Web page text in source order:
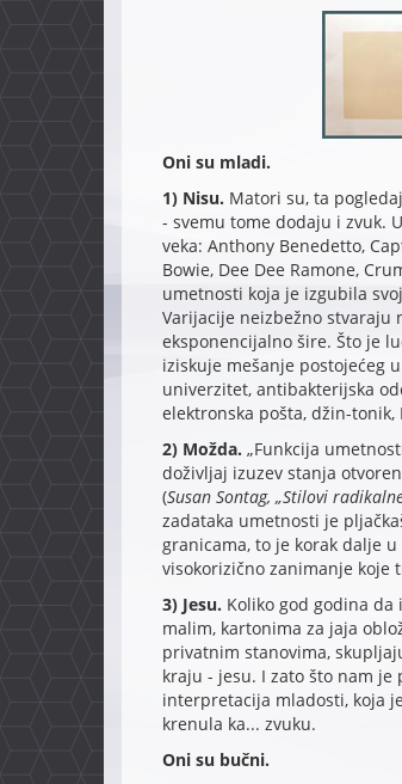
Oni su mladi.
1) Nisu. Matori su, ta
- svemu tome dodaju i zvuk.
veka: Anthony Benedetto,
Bowie, Dee Dee Ramone,
umetnosti koja je izgubila
Varijacije neizbežno stvaraju
eksponencijalno šire. Što je
iziskuje mešanje postojećeg
univerzitet, antibakterijska
elektronska pošta, džin-tonik,
2) Možda. „Funkcija
doživljaj izuzev stanja
(Susan Sontag, „Stilovi
zadataka umetnosti je
granicama, to je korak dalje
visokorizično zanimanje koje
3) Jesu. Koliko god godina
malim, kartonima za jaja
privatnim stanovima,
kraju - jesu. I zato što nam
interpretacija mladosti, koja
krenula ka... zvuku.
Oni su bučni.